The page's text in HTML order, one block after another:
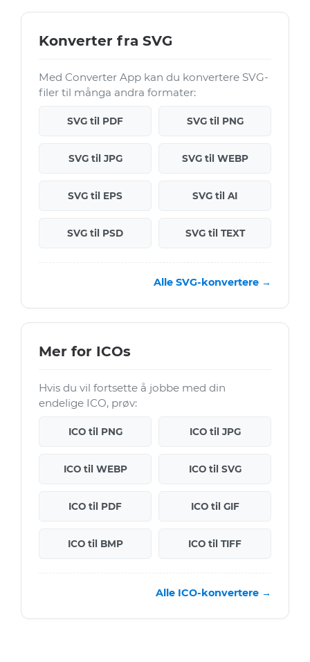
Konverter fra SVG
Med Converter App kan du konvertere SVG-
filer til många andra formater:
SVG til PDF SVG til PNG
SVG til JPG SVG til WEBP
SVG til EPS SVG til AI
SVG til PSD SVG til TEXT
Alle SVG-konvertere →
Mer for ICOs
Hvis du vil fortsette å jobbe med din
endelige ICO, prøv:
ICO til PNG ICO til JPG
ICO til WEBP ICO til SVG
ICO til PDF ICO til GIF
ICO til BMP ICO til TIFF
Alle ICO-konvertere →